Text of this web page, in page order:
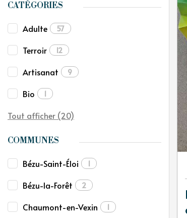
CATÉGORIES
Adulte 57
Terroir 12
Artisanat 9
Bio 1
Tout afficher (20)
COMMUNES
Bézu-Saint-Éloi 1
Bézu-la-Forêt 2
Chaumont-en-Vexin 1